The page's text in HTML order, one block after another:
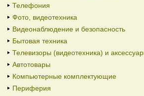
Телефония
Фото, видеотехника
Видеонаблюдение и безопасность
Бытовая техника
Телевизоры (видеотехника) и
Автотовары
Компьютерные комплектующие
Периферия